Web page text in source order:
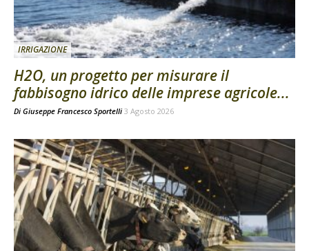
IRRIGAZIONE
H2O, un progetto per misurare il
fabbisogno idrico delle imprese agricole...
Di Giuseppe Francesco Sportelli 3 Agosto 2026